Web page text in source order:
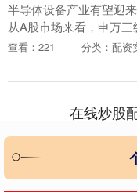
半导体设备产业有望迎来
从A股市场来看，申万
业公司营收及净利润均保
半导体....
查看：221 分类：配资
在线炒股